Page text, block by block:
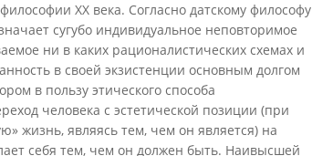
XX века. Согласно датскому философу
сугубо индивидуальное неповторимое
ни в каких рационалистических схемах и
в своей экзистенции основным долгом
в пользу этического способа
человека с эстетической позиции (при
жизнь, являясь тем, чем он является) на
себя тем, чем он должен быть. Наивысшей